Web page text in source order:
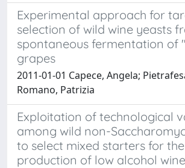
Experimental approach for
selection of wild wine yeasts
spontaneous fermentation of
grapes
2011-01-01 Capece, Angela;
Romano, Patrizia
Exploitation of technological
among wild non-
to select mixed starters for the
production of low alcohol